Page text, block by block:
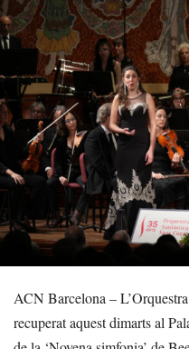
ACN Barcelona –
recuperat aquest dimarts al